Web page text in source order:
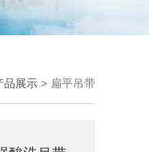
品展示> 扁平吊带